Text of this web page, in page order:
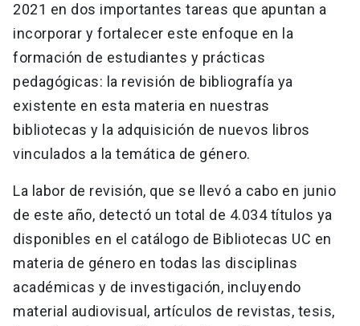
2021 en dos importantes tareas que apuntan a
incorporar y fortalecer este enfoque en la
formación de estudiantes y prácticas
pedagógicas: la revisión de bibliografía ya
existente en esta materia en nuestras
bibliotecas y la adquisición de nuevos libros
vinculados a la temática de género.
La labor de revisión, que se llevó a cabo en junio
de este año, detectó un total de 4.034 títulos ya
disponibles en el catálogo de Bibliotecas UC en
materia de género en todas las disciplinas
académicas y de investigación, incluyendo
material audiovisual, artículos de revistas, tesis,